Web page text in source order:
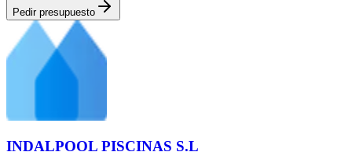
Pedir presupuesto
INDALPOOL PISCINAS S.L